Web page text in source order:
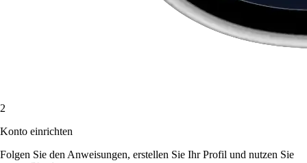
2
Konto einrichten
Folgen Sie den Anweisungen, erstellen Sie Ihr Profil und nutzen Sie